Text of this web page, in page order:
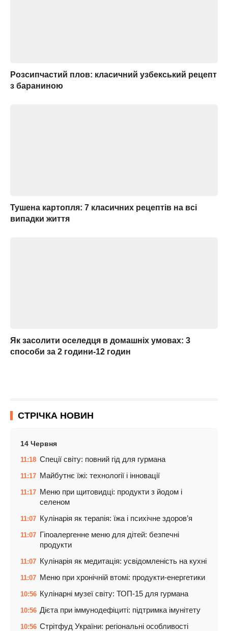
Розсипчастий плов: класичний узбекський рецепт
з бараниною
Тушена картопля: 7 класичних рецептів на всі
випадки життя
Як засолити оселедця в домашніх умовах: 3
способи за 2 години-12 годин
СТРІЧКА НОВИН
14 Червня
11:18 Спеції світу: повний гід для гурмана
11:17 Майбутнє їжі: технології і інновації
11:17 Меню при щитовидці: продукти з йодом і
селеном
11:07 Кулінарія як терапія: їжа і психічне здоров’я
11:07 Гіпоалергенне меню для дітей: безпечні
продукти
11:07 Кулінарія як медитація: усвідомленість на кухні
11:07 Меню при хронічній втомі: продукти-енергетики
10:56 Кулінарні музеї світу: ТОП-15 для гурмана
10:56 Дієта при іммунодефіциті: підтримка імунітету
10:56 Стрітфуд України: регіональні особливості